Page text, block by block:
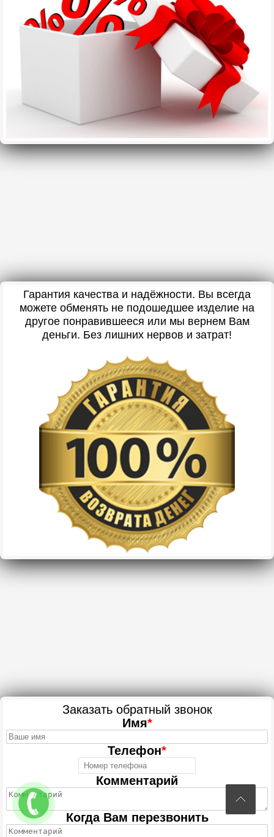
Гарантия качества и надёжности. Вы всегда
можете обменять не подошедшее изделие на
другое понравившееся или мы вернем Вам
деньги. Без лишних нервов и затрат!
Заказать обратный звонок
Имя*
Телефон*
Комментарий
Когда Вам перезвонить